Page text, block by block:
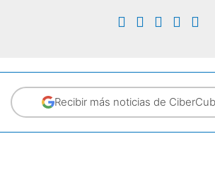
Recibir más noticias de